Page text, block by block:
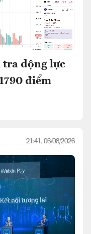
động lực
điểm
21:41, 06/08/2026